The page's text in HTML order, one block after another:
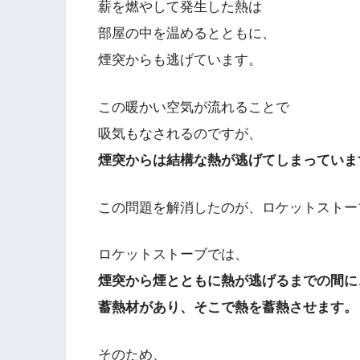
薪を燃やして発生した熱は
部屋の中を温めるとともに、
煙突からも逃げています。
この暖かい空気が流れることで
吸気もなされるのですが、
煙突からは結構な熱が逃げてしまっていま
この問題を解消したのが、ロケットストー
ロケットストーブでは、
煙突から煙とともに熱が逃げるまでの間に
蓄熱材があり、そこで熱を蓄熱させます。
そのため、